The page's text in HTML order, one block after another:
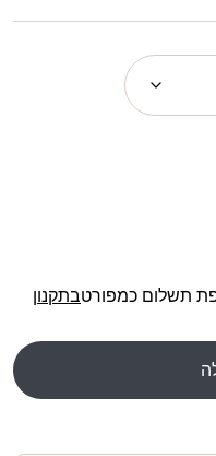
תשלום כמפורטבתקנון